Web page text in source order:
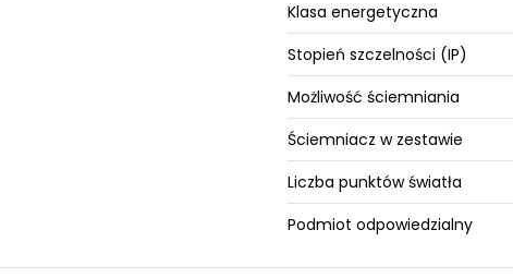
Klasa energetyczna
Stopień szczelności (IP)
Możliwość ściemniania
Ściemniacz w zestawie
Liczba punktów światła
Podmiot odpowiedzialny